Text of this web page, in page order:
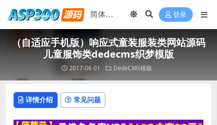
登录
（自适应手机版）响应式童装服装类网站源码
儿童服饰类dedecms织梦模版
2017-06-01 DedeCMS模板
详情介绍 常见问题